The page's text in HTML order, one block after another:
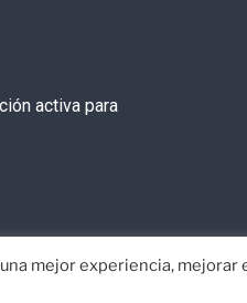
activa para
porEISI Aviso
mejor experiencia,